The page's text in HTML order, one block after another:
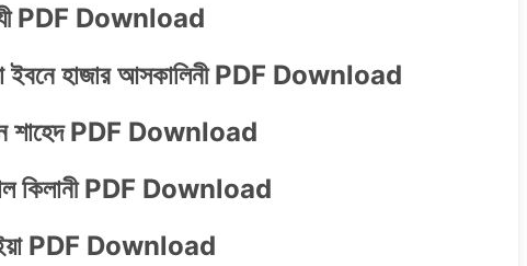
PDF Download
ইবনে হাজার আসকালিনী PDF Download
শাহেদ PDF Download
কিলানী PDF Download
PDF Download